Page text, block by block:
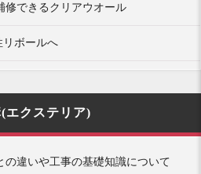
修できるクリアウオール
リボールへ
エクステリア)
の違いや工事の基礎知識について